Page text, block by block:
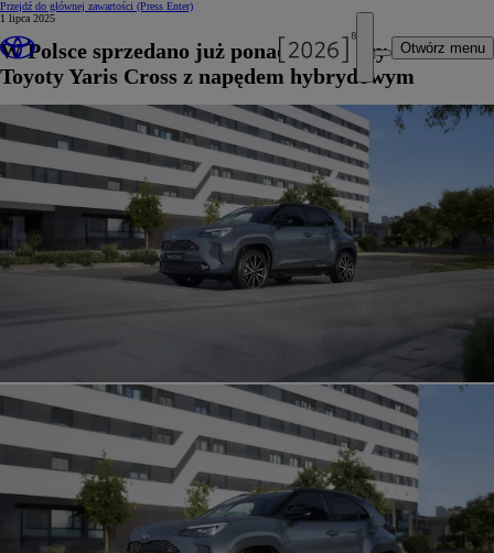
Przejdź do głównej zawartości (Press Enter)
Otwórz menu
1 lipca 2025
W Polsce sprzedano już ponad 40 tysięcy sztuk
Toyoty Yaris Cross z napędem hybrydowym